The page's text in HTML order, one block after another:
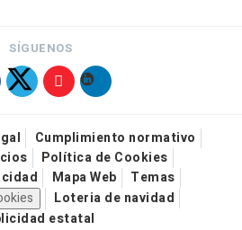
SÍGUENOS
Cumplimiento normativo
Política de Cookies
Mapa Web
Temas
Loteria de navidad
estatal